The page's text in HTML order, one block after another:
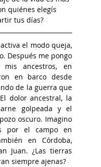
quiénes elegís
tus días?
el modo queja,
Después me pongo
ancestros, en
en barco desde
de la guerra que
dolor ancestral, la
golpeada y el
oscuro. Imagino
por el campo en
en Córdoba,
Juan. ¿Las tierras
siempre ajenas?